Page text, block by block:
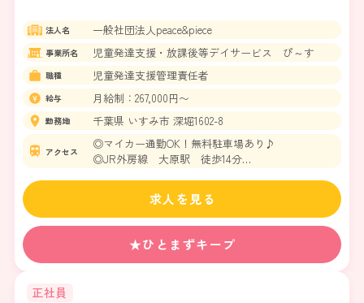
法人名 一般社団法人peace&piece
事業所名 児童発達支援・放課後等デイサービス ぴ～す
職種 児童発達支援管理責任者
給与 月給制：267,000円〜
勤務地 千葉県 いすみ市 深堀1602-8
アクセス
◎マイカー通勤OK！無料駐車場あり♪
◎JR外房線 大原駅 徒歩14分
★ひとまずキープ
求人を見る
正社員